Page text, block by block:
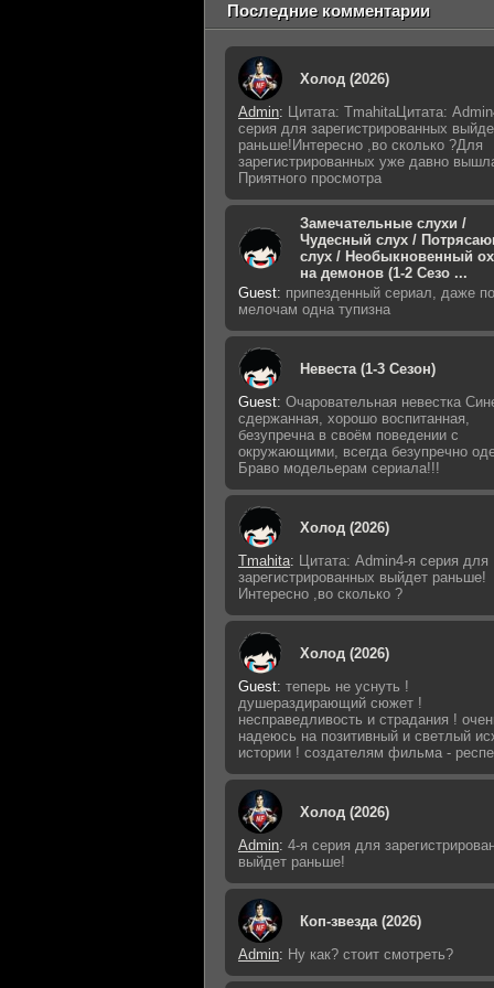
Последние комментарии
Холод (2026)
Admin: Цитата: TmahitaЦитата:
серия для зарегистрированных
раньше!Интересно ,во сколько ?Для
зарегистрированных уже давно
Приятного просмотра
Замечательные слухи /
Чудесный слух /
слух / Необыкновенный
на демонов (1-2 Сезо ...
Guest: припезденный сериал, даже по
мелочам одна тупизна
Невеста (1-3 Сезон)
Guest: Очаровательная невестка
сдержанная, хорошо воспитанная,
безупречна в своём поведении с
окружающими, всегда безупречно
Браво модельерам сериала!!!
Холод (2026)
Tmahita: Цитата: Admin4-я серия для
зарегистрированных выйдет раньше!
Интересно ,во сколько ?
Холод (2026)
Guest: теперь не уснуть !
душераздирающий сюжет !
несправедливость и страдания !
надеюсь на позитивный и светлый
истории ! создателям фильма -
Холод (2026)
Admin: 4-я серия для
выйдет раньше!
Коп-звезда (2026)
Admin: Ну как? стоит смотреть?